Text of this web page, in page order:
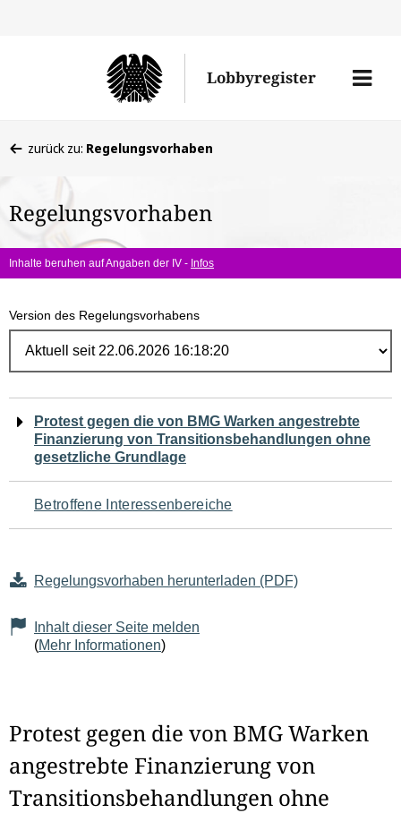
Lobbyregister
Menü
befinden
hier:
zurück zu: Regelungsvorhaben
Regelungsvorhaben
Inhalte beruhen auf Angaben der IV - Infos
Version des Regelungsvorhabens
Navigation
für
den
Seiteninhalt
Protest gegen die von BMG Warken angestrebte
Finanzierung von Transitionsbehandlungen ohne
gesetzliche Grundlage
Betroffene Interessenbereiche
Regelungsvorhaben herunterladen (PDF)
Inhalt dieser Seite melden
(Mehr Informationen)
Protest gegen die von BMG Warken
angestrebte Finanzierung von
Transitionsbehandlungen ohne